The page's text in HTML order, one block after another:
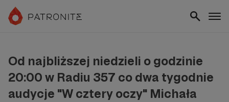
Od najbliższej niedzieli o godzinie
20:00 w Radiu 357 co dwa tygodnie
audycje "W cztery oczy" Michała